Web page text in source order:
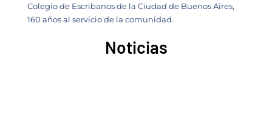
Colegio de Escribanos de la Ciudad de Buenos Aires,
160 años al servicio de la comunidad.
Noticias